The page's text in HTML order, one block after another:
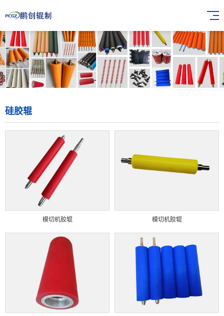
硅胶辊
模切机胶辊 模切机胶辊